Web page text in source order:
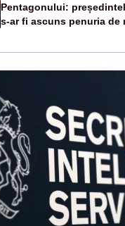
Pentagonului:
s-ar fi ascuns penuria de